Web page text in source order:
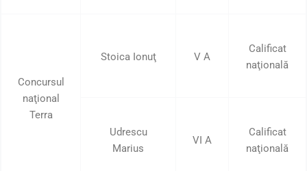
Concursul
naţional
Terra
Stoica Ionuţ V A
Calificat
naţională
Udrescu
Marius
VI A
Calificat
naţională